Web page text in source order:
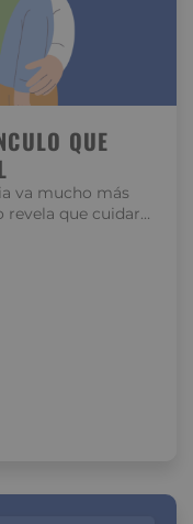
QUE
va mucho más
revela que cuidar…